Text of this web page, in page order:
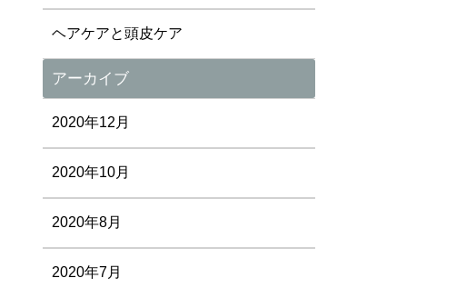
ヘアケアと頭皮ケア
アーカイブ
2020年12月
2020年10月
2020年8月
2020年7月